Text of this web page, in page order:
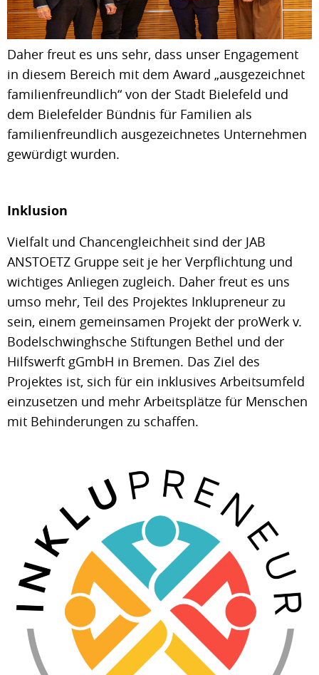
Daher freut es uns sehr, dass unser Engagement
in diesem Bereich mit dem Award „ausgezeichnet
familienfreundlich“ von der Stadt Bielefeld und
dem Bielefelder Bündnis für Familien als
familienfreundlich ausgezeichnetes Unternehmen
gewürdigt wurden.
Inklusion
Vielfalt und Chancengleichheit sind der JAB
ANSTOETZ Gruppe seit je her Verpflichtung und
wichtiges Anliegen zugleich. Daher freut es uns
umso mehr, Teil des Projektes Inklupreneur zu
sein, einem gemeinsamen Projekt der proWerk v.
Bodelschwinghsche Stiftungen Bethel und der
Hilfswerft gGmbH in Bremen. Das Ziel des
Projektes ist, sich für ein inklusives Arbeitsumfeld
einzusetzen und mehr Arbeitsplätze für Menschen
mit Behinderungen zu schaffen.